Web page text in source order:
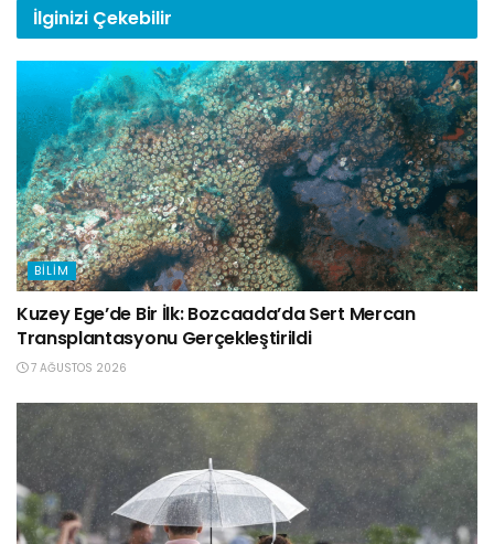
İlginizi Çekebilir
BILIM
Kuzey Ege’de Bir İlk: Bozcaada’da Sert Mercan
Transplantasyonu Gerçekleştirildi
7 AĞUSTOS 2026